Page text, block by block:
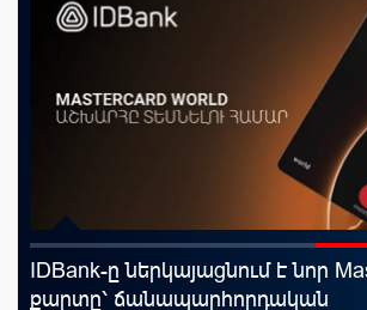
IDBank-ը ներկայացնում է նոր
քարտը՝ ճանապարհորդական